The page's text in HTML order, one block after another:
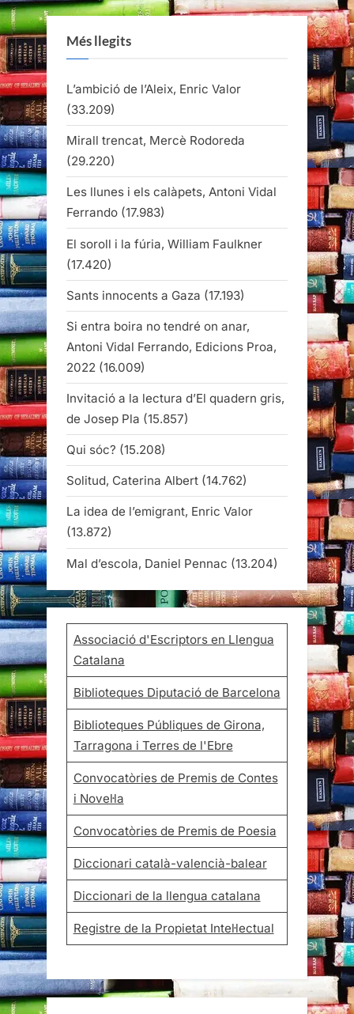
Més llegits
L’ambició de l’Aleix, Enric Valor
(33.209)
Mirall trencat, Mercè Rodoreda
(29.220)
Les llunes i els calàpets, Antoni Vidal
Ferrando (17.983)
El soroll i la fúria, William Faulkner
(17.420)
Sants innocents a Gaza (17.193)
Si entra boira no tendré on anar,
Antoni Vidal Ferrando, Edicions Proa,
2022 (16.009)
Invitació a la lectura d’El quadern gris,
de Josep Pla (15.857)
Qui sóc? (15.208)
Solitud, Caterina Albert (14.762)
La idea de l’emigrant, Enric Valor
(13.872)
Mal d’escola, Daniel Pennac (13.204)
Associació d'Escriptors en Llengua
Catalana
Biblioteques Diputació de Barcelona
Biblioteques Públiques de Girona,
Tarragona i Terres de l'Ebre
Convocatòries de Premis de Contes
i Novel·la
Convocatòries de Premis de Poesia
Diccionari català-valencià-balear
Diccionari de la llengua catalana
Registre de la Propietat Intel·lectual